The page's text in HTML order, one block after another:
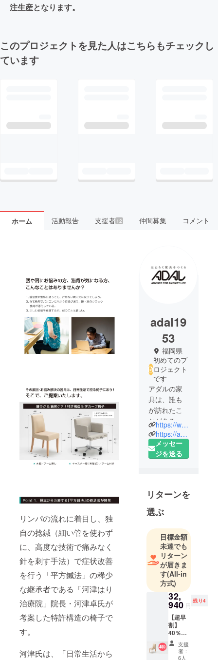
注生産となります。
このプロジェクトを見た人はこちらもチェックし
ています
ホーム 活動報告 支援者 12 仲間募集 コメント
リンパの流れに着目し、独
自の捻鍼（細い管を使わず
に、高度な技術で痛みなく
針を刺す手法）で症状改善
を行う「平方鍼法」の稀少
な継承者である「河津はり
治療院」院長・河津卓氏が
考案した特許構造の椅子で
す。
河津氏は、「日常生活から
adal19
53
福岡県
初めてのプ
ロジェクト
です
アダルの家
具は、誰も
が訪れたこ
とがあるよ
うなカ
フェ、レス
トラン、ホ
で、 人々の
日常をささ
えていま
す。 それぞ
れの空間の
ニーズを満
たすため、
多種多様な
ラインナッ
プを取り揃
えてはおり
ますが、そ
れでもお客
様ご 要望に
応えられな
いことも。
https://www.adal.co.jp/
https://adal-online.shop/
メッセー
ジを送る
リターンを
選ぶ
目標金額
未達でも
リターン
が届きま
す(All-in
方式)
32,
940 円
残り4
【超早
割】
40％
OFF！
オリジ
ナル
支援
者：
6人